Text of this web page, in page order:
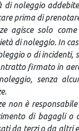
di noleggio
prima di
agisce solo
di noleggio. In
o di incidenti,
firmato in
senza
non è
di bagagli o
da terzi o da altri